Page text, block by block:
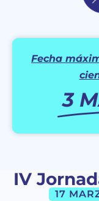
Fecha
3
IV
17